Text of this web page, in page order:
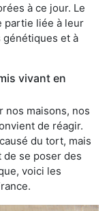
à ce jour. Le
partie liée à leur
et à
vivant en
nos maisons, nos
de réagir.
du tort, mais
de se poser des
voici les